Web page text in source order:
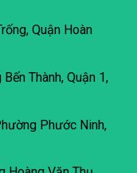
Quận Hoàn
Thành, Quận 1,
Phước Ninh,